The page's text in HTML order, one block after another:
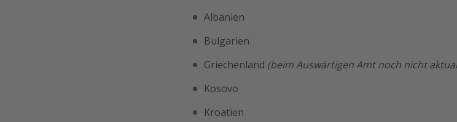
Albanien
Bulgarien
Griechenland (beim Auswärtigen Amt noch nicht
Kosovo
Kroatien